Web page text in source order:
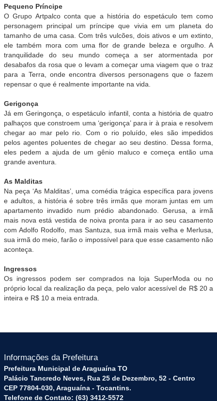
Pequeno Príncipe
O Grupo Artpalco conta que a história do espetáculo tem como
personagem principal um príncipe que vivia em um planeta do
tamanho de uma casa. Com três vulcões, dois ativos e um extinto,
ele também mora com uma flor de grande beleza e orgulho. A
tranquilidade do seu mundo começa a ser atormentada por
desabafos da rosa que o levam a começar uma viagem que o traz
para a Terra, onde encontra diversos personagens que o fazem
repensar o que é realmente importante na vida.
Gerigonça
Já em Geringonça, o espetáculo infantil, conta a história de quatro
palhaços que constroem uma ‘gerigonça’ para ir à praia e resolvem
chegar ao mar pelo rio. Com o rio poluído, eles são impedidos
pelos agentes poluentes de chegar ao seu destino. Dessa forma,
eles pedem a ajuda de um gênio maluco e começa então uma
grande aventura.
As Malditas
Na peça ‘As Malditas’, uma comédia trágica específica para jovens
e adultos, a história é sobre três irmãs que moram juntas em um
apartamento invadido num prédio abandonado. Gerusa, a irmã
mais nova está vestida de noiva pronta para ir ao seu casamento
com Adolfo Rodolfo, mas Santuza, sua irmã mais velha e Merlusa,
sua irmã do meio, farão o impossível para que esse casamento não
aconteça.
Ingressos
Os ingressos podem ser comprados na loja SuperModa ou no
próprio local da realização da peça, pelo valor acessível de R$ 20 a
inteira e R$ 10 a meia entrada.
Informações da Prefeitura
Prefeitura Municipal de Araguaína TO
Palácio Tancredo Neves, Rua 25 de Dezembro, 52 - Centro
CEP 77804-030, Araguaína - Tocantins.
Telefone de Contato: (63) 3412-5572